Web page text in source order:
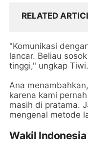
RELATED
"Komunikasi
lancar. Beliau
tinggi," ungkap Tiwi.
Ana
karena kami
masih di pratama.
mengenal metode
Wakil